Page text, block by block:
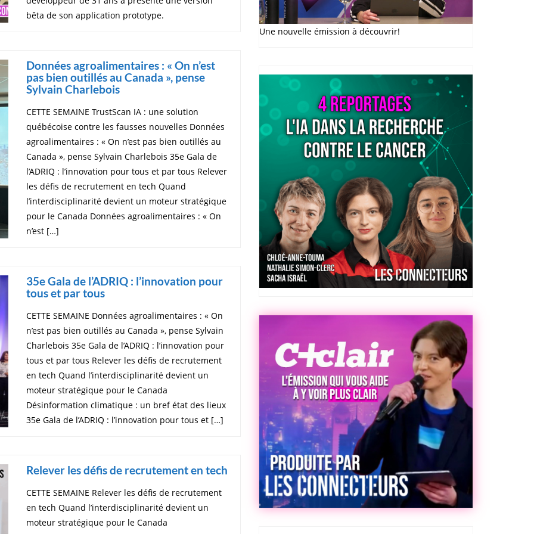
bêta de son application prototype.
Données agroalimentaires : « On n’est
pas bien outillés au Canada », pense
Sylvain Charlebois
CETTE SEMAINE TrustScan IA : une solution
québécoise contre les fausses nouvelles Données
agroalimentaires : « On n’est pas bien outillés au
Canada », pense Sylvain Charlebois 35e Gala de
l’ADRIQ : l’innovation pour tous et par tous Relever
les défis de recrutement en tech Quand
l’interdisciplinarité devient un moteur stratégique
pour le Canada Données agroalimentaires : « On
n’est […]
35e Gala de l’ADRIQ : l’innovation pour
tous et par tous
CETTE SEMAINE Données agroalimentaires : « On
n’est pas bien outillés au Canada », pense Sylvain
Charlebois 35e Gala de l’ADRIQ : l’innovation pour
tous et par tous Relever les défis de recrutement
en tech Quand l’interdisciplinarité devient un
moteur stratégique pour le Canada
Désinformation climatique : un bref état des lieux
35e Gala de l’ADRIQ : l’innovation pour tous et […]
Relever les défis de recrutement en tech
CETTE SEMAINE Relever les défis de recrutement
en tech Quand l’interdisciplinarité devient un
moteur stratégique pour le Canada
Une nouvelle émission à découvrir!